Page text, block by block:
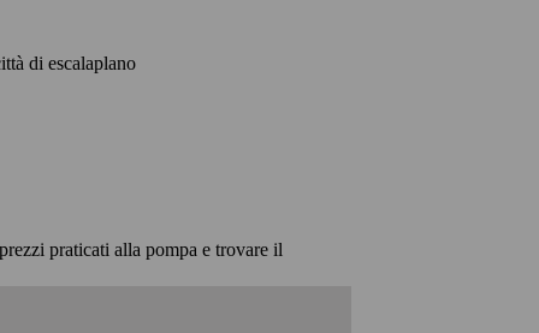
di escalaplano
praticati alla pompa e trovare il